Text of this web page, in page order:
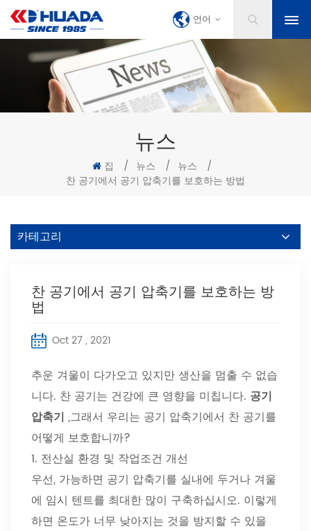
언어
뉴스
집 / 뉴스 / 뉴스
/
찬 공기에서 공기 압축기를 보호하는 방법
카테고리
찬 공기에서 공기 압축기를 보호하는 방
법
Oct 27 , 2021
추운 겨울이 다가오고 있지만 생산을 멈출 수 없습
니다. 찬 공기는 건강에 큰 영향을 미칩니다. 공기
압축기 ,그래서 우리는 공기 압축기에서 찬 공기를
어떻게 보호합니까?
1. 전산실 환경 및 작업조건 개선
우선, 가능하면 공기 압축기를 실내에 두거나 겨울
에 임시 텐트를 최대한 많이 구축하십시오. 이렇게
하면 온도가 너무 낮아지는 것을 방지할 수 있을